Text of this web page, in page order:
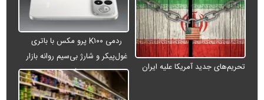
تحریم‌های جدید آمریکا علیه ایران
ردمی K۱۰۰ پرو مکس با باتری
غول‌پیکر و شارژ بی‌سیم روانه بازار
می‌شود